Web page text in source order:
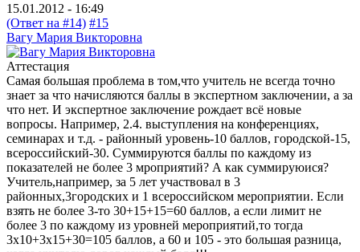
15.01.2012 - 16:49
(Ответ на #14) #15
Вагу Мария Викторовна
Аттестация
Самая большая проблема в том,что учитель не всегда точно
знает за что начисляются баллы в экспертном заключении, а за
что нет. И экспертное заключение рождает всё новые
вопросы. Например, 2.4. выступления на конференциях,
семинарах и т.д. - районный уровень-10 баллов, городской-15,
всероссийский-30. Суммируются баллы по каждому из
показателей не более 3 мроприятий? А как суммируюися?
Учитель,например, за 5 лет участвовал в 3
районных,3городских и 1 всероссийском мероприятии. Если
взять не более 3-то 30+15+15=60 баллов, а если лимит не
более 3 по каждому из уровней мероприятий,то тогда
3х10+3х15+30=105 баллов, а 60 и 105 - это большая разница,